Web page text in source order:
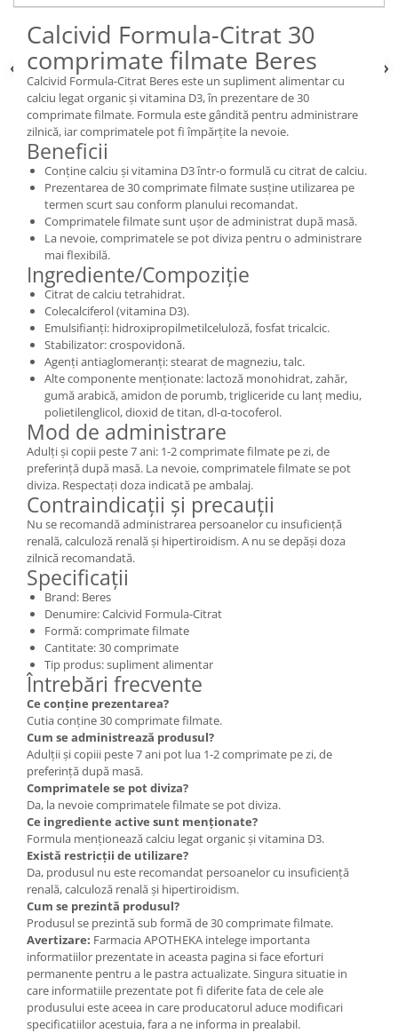
Calcivid Formula-Citrat 30
comprimate filmate Beres
Calcivid Formula-Citrat Beres este un supliment alimentar cu
calciu legat organic și vitamina D3, în prezentare de 30
comprimate filmate. Formula este gândită pentru administrare
zilnică, iar comprimatele pot fi împărțite la nevoie.
Beneficii
Conține calciu și vitamina D3 într-o formulă cu citrat de calciu.
Prezentarea de 30 comprimate filmate susține utilizarea pe
termen scurt sau conform planului recomandat.
Comprimatele filmate sunt ușor de administrat după masă.
La nevoie, comprimatele se pot diviza pentru o administrare
mai flexibilă.
Ingrediente/Compoziție
Citrat de calciu tetrahidrat.
Colecalciferol (vitamina D3).
Emulsifianți: hidroxipropilmetilceluloză, fosfat tricalcic.
Stabilizator: crospovidonă.
Agenți antiaglomeranți: stearat de magneziu, talc.
Alte componente menționate: lactoză monohidrat, zahăr,
gumă arabică, amidon de porumb, trigliceride cu lanț mediu,
polietilenglicol, dioxid de titan, dl-α-tocoferol.
Mod de administrare
Adulți și copii peste 7 ani: 1-2 comprimate filmate pe zi, de
preferință după masă. La nevoie, comprimatele filmate se pot
diviza. Respectați doza indicată pe ambalaj.
Contraindicații și precauții
Nu se recomandă administrarea persoanelor cu insuficiență
renală, calculoză renală și hipertiroidism. A nu se depăși doza
zilnică recomandată.
Specificații
Brand: Beres
Denumire: Calcivid Formula-Citrat
Formă: comprimate filmate
Cantitate: 30 comprimate
Tip produs: supliment alimentar
Întrebări frecvente
Ce conține prezentarea?
Cutia conține 30 comprimate filmate.
Cum se administrează produsul?
Adulții și copiii peste 7 ani pot lua 1-2 comprimate pe zi, de
preferință după masă.
Comprimatele se pot diviza?
Da, la nevoie comprimatele filmate se pot diviza.
Ce ingrediente active sunt menționate?
Formula menționează calciu legat organic și vitamina D3.
Există restricții de utilizare?
Da, produsul nu este recomandat persoanelor cu insuficiență
renală, calculoză renală și hipertiroidism.
Cum se prezintă produsul?
Produsul se prezintă sub formă de 30 comprimate filmate.
Avertizare: Farmacia APOTHEKA intelege importanta
informatiilor prezentate in aceasta pagina si face eforturi
permanente pentru a le pastra actualizate. Singura situatie in
care informatiile prezentate pot fi diferite fata de cele ale
produsului este aceea in care producatorul aduce modificari
specificatiilor acestuia, fara a ne informa in prealabil.